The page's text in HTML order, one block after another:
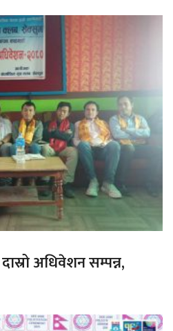
अधिवेशन सम्पन्न,